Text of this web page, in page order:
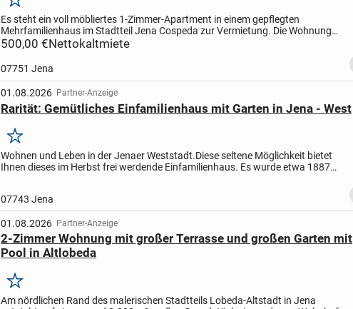
Merken
Es steht ein voll möbliertes 1-Zimmer-Apartment in einem gepflegten
Mehrfamilienhaus im Stadtteil Jena Cospeda zur Vermietung. Die Wohnung
eignet sich ideal für Singles, Pendler oder Studierende....
500,00 €Nettokaltmiete
07751 Jena
01.08.2026 Partner-Anzeige
Rarität: Gemütliches Einfamilienhaus mit Garten in Jena - West
Merken
Wohnen und Leben in der Jenaer Weststadt.Diese seltene Möglichkeit bietet
Ihnen dieses im Herbst frei werdende Einfamilienhaus. Es wurde etwa 1887
07743 Jena
01.08.2026 Partner-Anzeige
2-Zimmer Wohnung mit großer Terrasse und großen Garten mit
Pool in Altlobeda
Merken
Am nördlichen Rand des malerischen Stadtteils Lobeda-Altstadt in Jena